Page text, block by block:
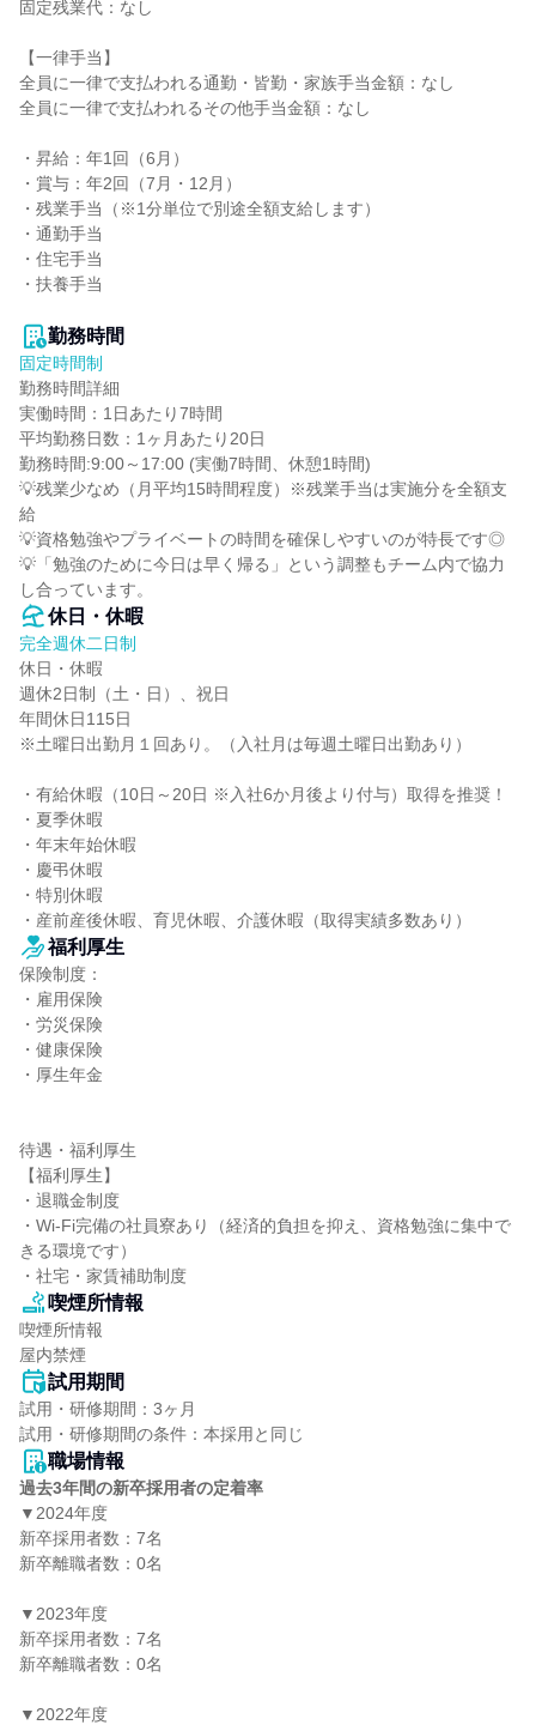
固定残業代：なし
【一律手当】
全員に一律で支払われる通勤・皆勤・家族手当金額：なし
全員に一律で支払われるその他手当金額：なし
・昇給：年1回（6月）
・賞与：年2回（7月・12月）
・残業手当（※1分単位で別途全額支給します）
・通勤手当
・住宅手当
・扶養手当
勤務時間
固定時間制
勤務時間詳細
実働時間：1日あたり7時間
平均勤務日数：1ヶ月あたり20日
勤務時間:9:00～17:00 (実働7時間、休憩1時間)
💡残業少なめ（月平均15時間程度）※残業手当は実施分を全額支
給
💡資格勉強やプライベートの時間を確保しやすいのが特長です◎
💡「勉強のために今日は早く帰る」という調整もチーム内で協力
し合っています。
休日・休暇
完全週休二日制
休日・休暇
週休2日制（土・日）、祝日
年間休日115日
※土曜日出勤月１回あり。（入社月は毎週土曜日出勤あり）
・有給休暇（10日～20日 ※入社6か月後より付与）取得を推奨！
・夏季休暇
・年末年始休暇
・慶弔休暇
・特別休暇
・産前産後休暇、育児休暇、介護休暇（取得実績多数あり）
福利厚生
保険制度：
・雇用保険
・労災保険
・健康保険
・厚生年金
待遇・福利厚生
【福利厚生】
・退職金制度
・Wi-Fi完備の社員寮あり（経済的負担を抑え、資格勉強に集中で
きる環境です）
・社宅・家賃補助制度
喫煙所情報
喫煙所情報
屋内禁煙
試用期間
試用・研修期間：3ヶ月
職場情報
過去3年間の新卒採用者の定着率
▼2024年度
新卒採用者数：7名
新卒離職者数：0名
▼2023年度
新卒採用者数：7名
新卒離職者数：0名
▼2022年度